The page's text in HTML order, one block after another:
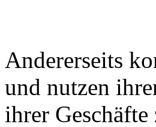
Andererseits
und nutzen
ihrer